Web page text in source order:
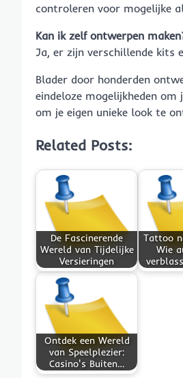
controleren voor mogelijke
Kan ik zelf ontwerpen
Ja, er zijn verschillende kits
Blader door honderden
eindeloze mogelijkheden
om je eigen unieke look te
Related Posts:
De Fascinerende
Wereld van Tijdelijke
Versieringen
Tattoo
Wie
Ontdek een Wereld
van Speelplezier:
Casino's Buiten…